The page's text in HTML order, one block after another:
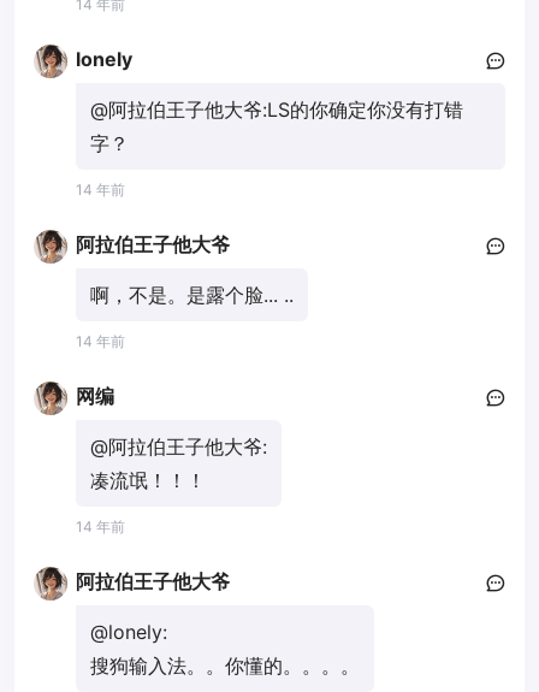
14 年前
lonely
@阿拉伯王子他大爷:LS的你确定你没有打错
字？
14 年前
阿拉伯王子他大爷
啊，不是。是露个脸... ..
14 年前
网编
@阿拉伯王子他大爷:
凑流氓！！！
14 年前
阿拉伯王子他大爷
@lonely:
搜狗输入法。。你懂的。。。。